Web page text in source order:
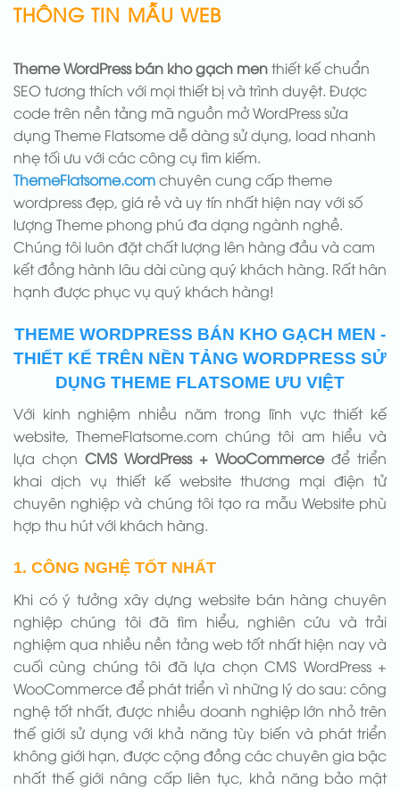
THÔNG TIN MẪU WEB
Theme WordPress bán kho gạch menthiết kế chuẩn
SEO tương thích với mọi thiết bị và trình duyệt. Được
code trên nền tảng mã nguồn mở WordPress sửa
dụng Theme Flatsome dễ dàng sử dụng, load nhanh
nhẹ tối ưu với các công cụ tìm kiếm.
ThemeFlatsome.comchuyên cung cấp theme
wordpress đẹp, giá rẻ và uy tín nhất hiện nay với số
lượng Theme phong phú đa dạng ngành nghề.
Chúng tôi luôn đặt chất lượng lên hàng đầu và cam
kết đồng hành lâu dài cùng quý khách hàng. Rất hân
hạnh được phục vụ quý khách hàng!
THEME WORDPRESS BÁN KHO GẠCH MEN -
THIẾT KẾ TRÊN NỀN TẢNG WORDPRESS SỬ
DỤNG THEME FLATSOME ƯU VIỆT
Với kinh nghiệm nhiều năm trong lĩnh vực thiết kế
website, ThemeFlatsome.com chúng tôi am hiểu và
lựa chọn CMS WordPress + WooCommerceđể triển
khai dịch vụ thiết kế website thương mại điện tử
chuyên nghiệp và chúng tôi tạo ra mẫu Website phù
hợp thu hút với khách hàng.
1. CÔNG NGHỆ TỐT NHẤT
Khi có ý tưởng xây dựng website bán hàng chuyên
nghiệp chúng tôi đã tìm hiểu, nghiên cứu và trải
nghiệm qua nhiều nền tảng web tốt nhất hiện nay và
cuối cùng chúng tôi đã lựa chọn CMS WordPress +
WooCommerce để phát triển vì những lý do sau: công
nghệ tốt nhất, được nhiều doanh nghiệp lớn nhỏ trên
thế giới sử dụng với khả năng tùy biến và phát triển
không giới hạn, được cộng đồng các chuyên gia bậc
nhất thế giới nâng cấp liên tục, khả năng bảo mật